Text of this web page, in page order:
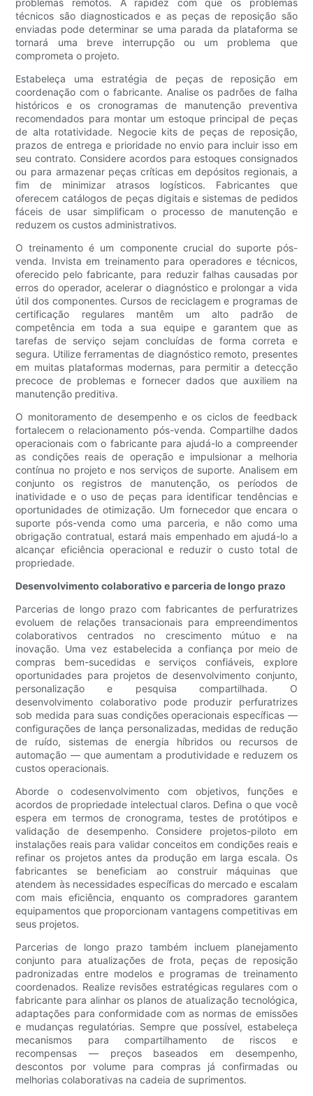
problemas remotos. A rapidez com que os problemas
técnicos são diagnosticados e as peças de reposição são
enviadas pode determinar se uma parada da plataforma se
tornará uma breve interrupção ou um problema que
comprometa o projeto.
Estabeleça uma estratégia de peças de reposição em
coordenação com o fabricante. Analise os padrões de falha
históricos e os cronogramas de manutenção preventiva
recomendados para montar um estoque principal de peças
de alta rotatividade. Negocie kits de peças de reposição,
prazos de entrega e prioridade no envio para incluir isso em
seu contrato. Considere acordos para estoques consignados
ou para armazenar peças críticas em depósitos regionais, a
fim de minimizar atrasos logísticos. Fabricantes que
oferecem catálogos de peças digitais e sistemas de pedidos
fáceis de usar simplificam o processo de manutenção e
reduzem os custos administrativos.
O treinamento é um componente crucial do suporte pós-
venda. Invista em treinamento para operadores e técnicos,
oferecido pelo fabricante, para reduzir falhas causadas por
erros do operador, acelerar o diagnóstico e prolongar a vida
útil dos componentes. Cursos de reciclagem e programas de
certificação regulares mantêm um alto padrão de
competência em toda a sua equipe e garantem que as
tarefas de serviço sejam concluídas de forma correta e
segura. Utilize ferramentas de diagnóstico remoto, presentes
em muitas plataformas modernas, para permitir a detecção
precoce de problemas e fornecer dados que auxiliem na
manutenção preditiva.
O monitoramento de desempenho e os ciclos de feedback
fortalecem o relacionamento pós-venda. Compartilhe dados
operacionais com o fabricante para ajudá-lo a compreender
as condições reais de operação e impulsionar a melhoria
contínua no projeto e nos serviços de suporte. Analisem em
conjunto os registros de manutenção, os períodos de
inatividade e o uso de peças para identificar tendências e
oportunidades de otimização. Um fornecedor que encara o
suporte pós-venda como uma parceria, e não como uma
obrigação contratual, estará mais empenhado em ajudá-lo a
alcançar eficiência operacional e reduzir o custo total de
propriedade.
Desenvolvimento colaborativo e parceria de longo prazo
Parcerias de longo prazo com fabricantes de perfuratrizes
evoluem de relações transacionais para empreendimentos
colaborativos centrados no crescimento mútuo e na
inovação. Uma vez estabelecida a confiança por meio de
compras bem-sucedidas e serviços confiáveis, explore
oportunidades para projetos de desenvolvimento conjunto,
personalização e pesquisa compartilhada. O
desenvolvimento colaborativo pode produzir perfuratrizes
sob medida para suas condições operacionais específicas —
configurações de lança personalizadas, medidas de redução
de ruído, sistemas de energia híbridos ou recursos de
automação — que aumentam a produtividade e reduzem os
custos operacionais.
Aborde o codesenvolvimento com objetivos, funções e
acordos de propriedade intelectual claros. Defina o que você
espera em termos de cronograma, testes de protótipos e
validação de desempenho. Considere projetos-piloto em
instalações reais para validar conceitos em condições reais e
refinar os projetos antes da produção em larga escala. Os
fabricantes se beneficiam ao construir máquinas que
atendem às necessidades específicas do mercado e escalam
com mais eficiência, enquanto os compradores garantem
equipamentos que proporcionam vantagens competitivas em
seus projetos.
Parcerias de longo prazo também incluem planejamento
conjunto para atualizações de frota, peças de reposição
padronizadas entre modelos e programas de treinamento
coordenados. Realize revisões estratégicas regulares com o
fabricante para alinhar os planos de atualização tecnológica,
adaptações para conformidade com as normas de emissões
e mudanças regulatórias. Sempre que possível, estabeleça
mecanismos para compartilhamento de riscos e
recompensas — preços baseados em desempenho,
descontos por volume para compras já confirmadas ou
melhorias colaborativas na cadeia de suprimentos.